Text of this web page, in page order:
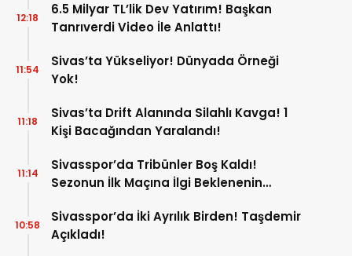
6.5 Milyar TL’lik Dev Yatırım! Başkan
Tanrıverdi Video İle Anlattı!
12:18
Sivas’ta Yükseliyor! Dünyada Örneği
Yok!
11:54
Sivas’ta Drift Alanında Silahlı Kavga! 1
Kişi Bacağından Yaralandı!
11:18
Sivasspor’da Tribünler Boş Kaldı!
Sezonun İlk Maçına İlgi Beklenenin
11:14
Sivasspor’da İki Ayrılık Birden! Taşdemir
Açıkladı!
10:58